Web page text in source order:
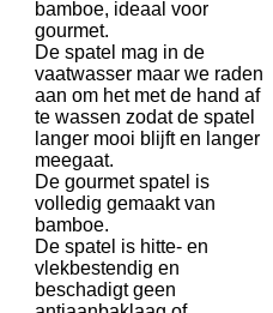
bamboe, ideaal voor
gourmet.
De spatel mag in de
vaatwasser maar we raden
aan om het met de hand af
te wassen zodat de spatel
langer mooi blijft en langer
meegaat.
De gourmet spatel is
volledig gemaakt van
bamboe.
De spatel is hitte- en
vlekbestendig en
beschadigt geen